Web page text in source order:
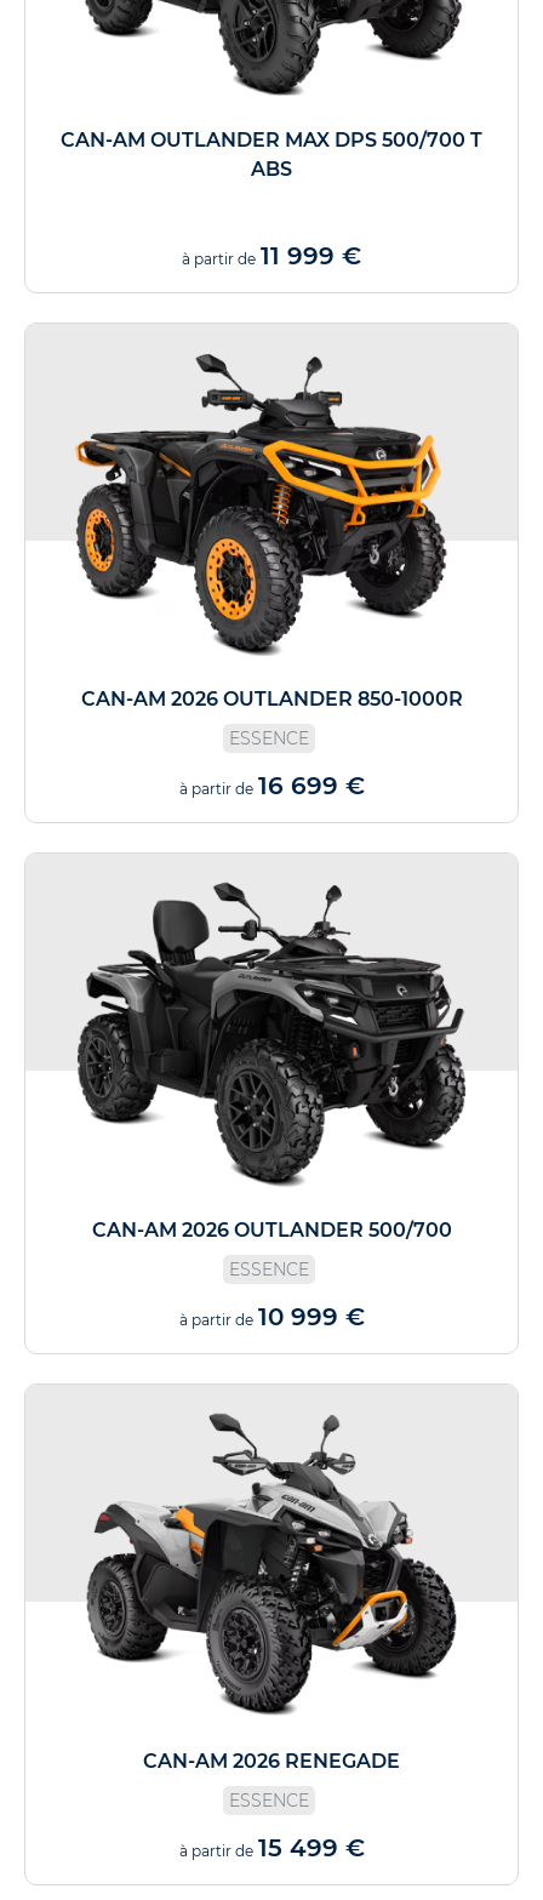
CAN-AM OUTLANDER MAX DPS 500/700 T
ABS
à partir de 11 999 €
CAN-AM 2026 OUTLANDER 850-1000R
ESSENCE
à partir de 16 699 €
CAN-AM 2026 OUTLANDER 500/700
ESSENCE
à partir de 10 999 €
CAN-AM 2026 RENEGADE
ESSENCE
à partir de 15 499 €